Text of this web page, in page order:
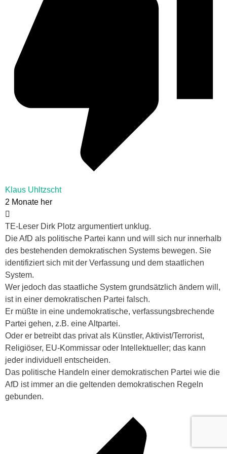
Klaus Uhltzscht
2 Monate her
TE-Leser Dirk Plotz argumentiert unklug.
Die AfD als politische Partei kann und will sich nur innerhalb
des bestehenden demokratischen Systems bewegen. Sie
identifiziert sich mit der Verfassung und dem staatlichen
System.
Wer jedoch das staatliche System grundsätzlich ändern will,
ist in einer demokratischen Partei falsch.
Er müßte in eine undemokratische, verfassungsbrechende
Partei gehen, z.B. eine Altpartei.
Oder er betreibt das privat als Künstler, Aktivist/Terrorist,
Religiöser, EU-Kommissar oder Intellektueller; das kann
jeder individuell entscheiden.
Das politische Handeln einer demokratischen Partei wie die
AfD ist immer an die geltenden demokratischen Regeln
gebunden.